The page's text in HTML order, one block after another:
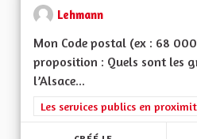
Lehmann
Mon Code postal (ex : 68
proposition : Quels sont les
l’Alsace...
Filtrer les résultats de la
Les services publics en